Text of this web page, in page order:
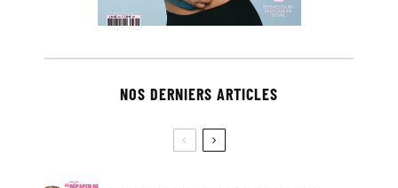
NOS DERNIERS ARTICLES